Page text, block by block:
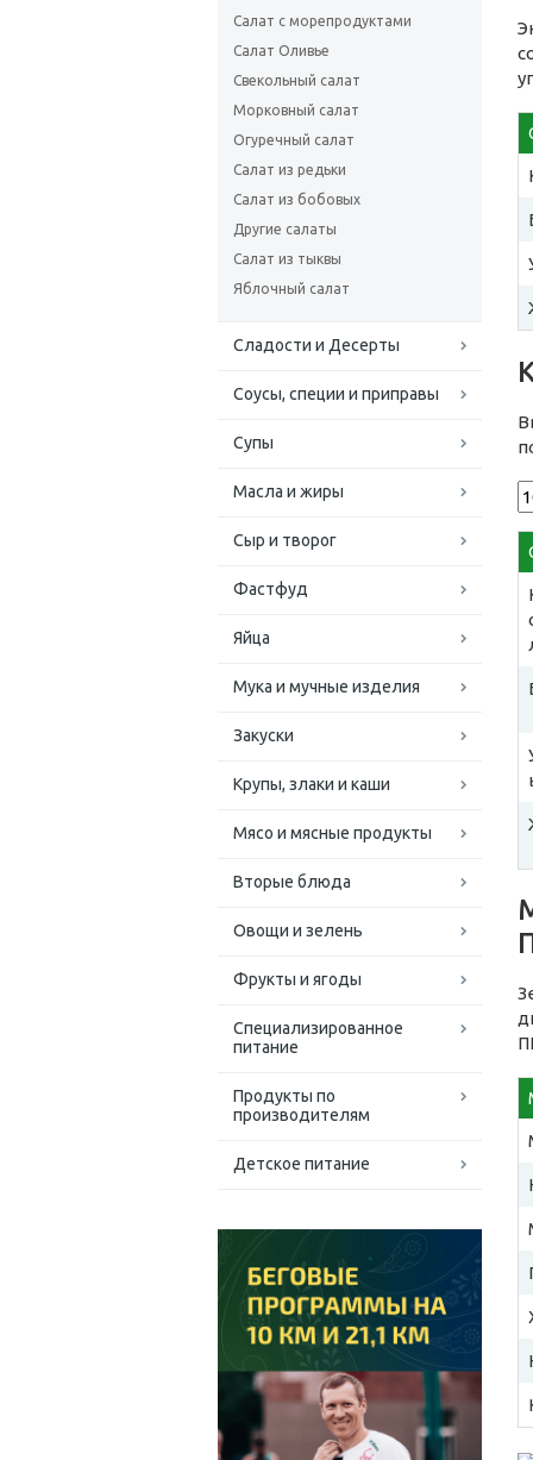
Салат с морепродуктами
Салат Оливье
Свекольный салат
Морковный салат
Огуречный салат
Салат из редьки
Салат из бобовых
Другие салаты
Салат из тыквы
Яблочный салат
Сладости и Десерты
Соусы, специи и приправы
Супы
Масла и жиры
Сыр и творог
Фастфуд
Яйца
Мука и мучные изделия
Закуски
Крупы, злаки и каши
Мясо и мясные продукты
Вторые блюда
Овощи и зелень
Фрукты и ягоды
Специализированное
питание
Продукты по
производителям
Детское питание